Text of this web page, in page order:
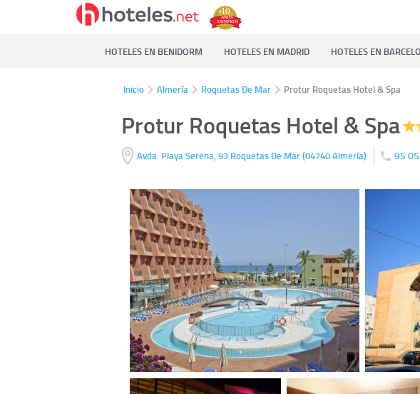
HOTELES EN BENIDORM HOTELES EN MADRID HOTELES EN
Inicio Almería Roquetas De Mar Protur Roquetas Hotel & Spa
Protur Roquetas Hotel & Spa
Avda. Playa Serena, 93 Roquetas De Mar(04740Almería) 95